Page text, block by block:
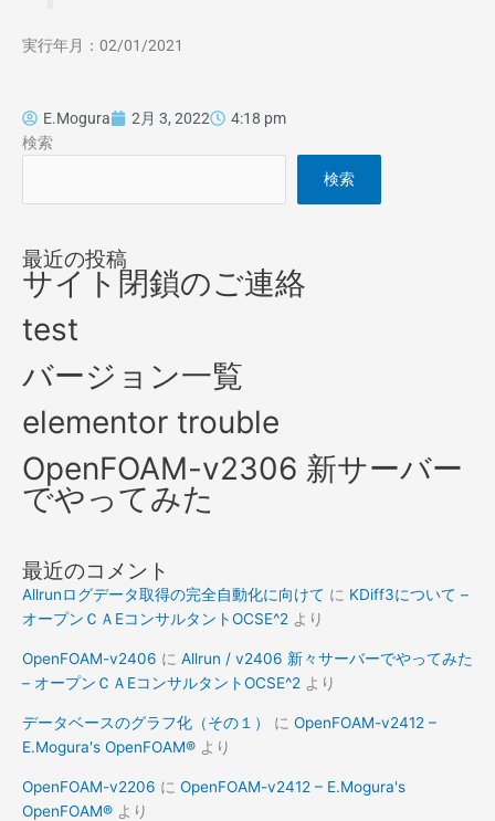
実行年月：02/01/2021
E.Mogura 2月 3, 2022
4:18 pm
検索
検索
最近の投稿
サイト閉鎖のご連絡
test
バージョン一覧
elementor trouble
OpenFOAM-v2306 新サーバー
でやってみた
最近のコメント
Allrunログデータ取得の完全自動化に向けて に KDiff3について –
オープンＣＡEコンサルタントOCSE^2 より
OpenFOAM-v2406 に Allrun / v2406 新々サーバーでやってみた
– オープンＣＡEコンサルタントOCSE^2 より
データベースのグラフ化（その１） に OpenFOAM-v2412 –
E.Mogura's OpenFOAM® より
OpenFOAM-v2206 に OpenFOAM-v2412 – E.Mogura's
OpenFOAM® より